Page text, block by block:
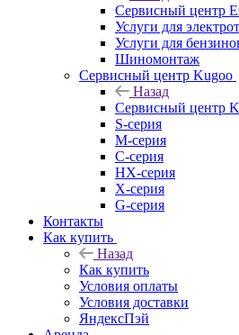
Сервисный центр
Услуги для
Услуги для
Шиномонтаж
Сервисный центр Kugoo
Назад
Сервисный центр
S-cерия
M-серия
С-серия
HX-серия
X-серия
G-серия
Контакты
Как купить
Назад
Как купить
Условия оплаты
Условия доставки
ЯндексПэй